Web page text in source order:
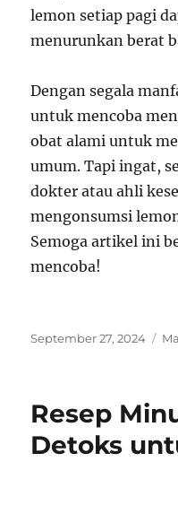
lemon setiap pagi
menurunkan berat
Dengan segala
untuk mencoba
obat alami untuk
umum. Tapi ingat,
dokter atau ahli
mengonsumsi
Semoga artikel ini
mencoba!
Posted
September 27, 2024
Resep
Detoks